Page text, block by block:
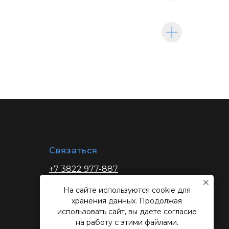
На сайте используются cookie для
хранения данных. Продолжая
использовать сайт, вы даете согласие
на работу с этими файлами.
Связаться
+7 3822 977-887
zakaz@ibptomsk.ru